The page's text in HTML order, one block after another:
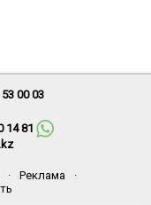
00 03
14 81
· Реклама
·